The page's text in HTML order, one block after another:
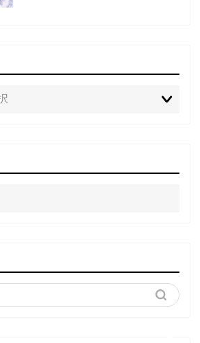
～DA PUMP YORIの晴れ
ばれラジオ～